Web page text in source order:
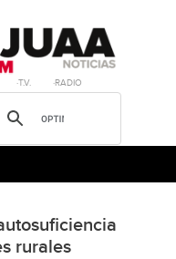
·T.V. ·RADIO
rurales